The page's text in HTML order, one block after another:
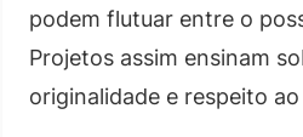
podem flutuar entre o
Projetos assim ensinam
originalidade e respeito